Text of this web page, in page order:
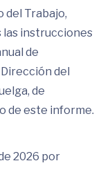
del Trabajo,
instrucciones
de
del
de
de este informe.
2026 por